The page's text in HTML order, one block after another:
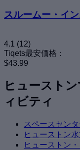
スルームー・イ
4.1 (12)
Tiqets最安価格：
$43.99
ヒュースト
ィビティ
スペースセン
ヒューストン
ヒューストン